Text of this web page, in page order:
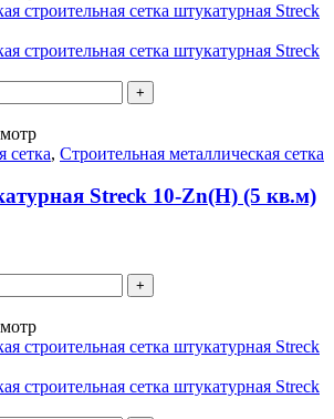
+
сетка, Строительная металлическая сетка
Streck 10-Zn(H) (5 кв.м)
+